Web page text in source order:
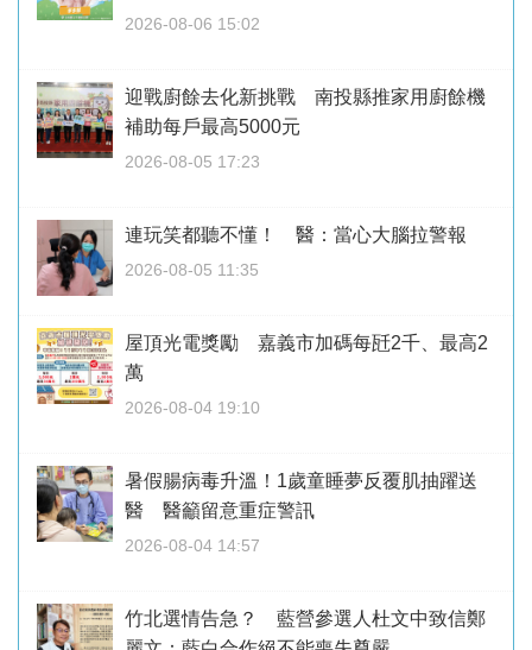
2026-08-06 15:02
迎戰廚餘去化新挑戰 南投縣推家用廚餘機
補助每戶最高5000元
2026-08-05 17:23
連玩笑都聽不懂！ 醫：當心大腦拉警報
2026-08-05 11:35
屋頂光電獎勵 嘉義市加碼每瓩2千、最高2
萬
2026-08-04 19:10
暑假腸病毒升溫！1歲童睡夢反覆肌抽躍送
醫 醫籲留意重症警訊
2026-08-04 14:57
竹北選情告急？ 藍營參選人杜文中致信鄭